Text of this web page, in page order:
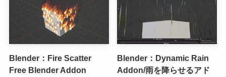
Blender：Fire Scatter
Free Blender Addon
Blender：Dynamic Rain
Addon/雨を降らせるアド